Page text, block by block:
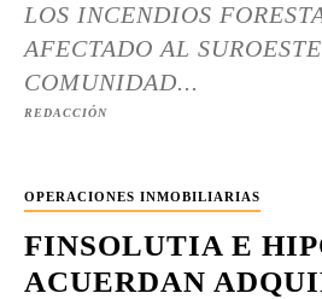
LOS INCENDIOS
AFECTADO AL
COMUNIDAD...
REDACCIÓN
OPERACIONES INMOBILIARIAS
FINSOLUTIA E
ACUERDAN